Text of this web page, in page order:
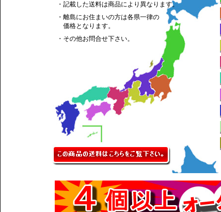
・記載した送料は商品により異なります。
・離島にお住まいの方は各県一律の
価格となります。
・その他お問合せ下さい。